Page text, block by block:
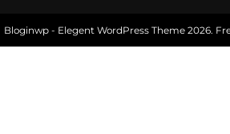
Bloginwp - Elegent WordPress Theme 2026.